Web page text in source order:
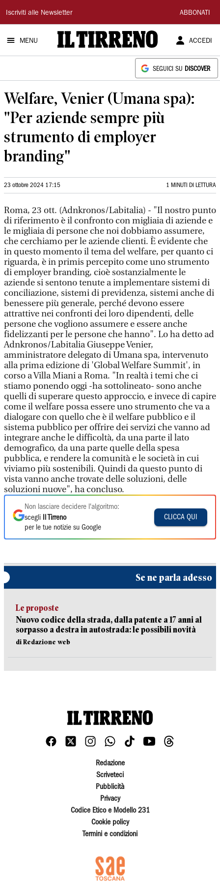
Il
Tirreno
Iscriviti alle Newsletter ABBONATI
MENU ACCEDI
SEGUICI SU DISCOVER
Welfare, Venier (Umana spa):
"Per aziende sempre più
strumento di employer
branding"
23 ottobre 2024 17:15 1 MINUTI DI LETTURA
Roma, 23 ott. (Adnkronos/Labitalia) - "Il nostro punto
di riferimento è il confronto con migliaia di aziende e
le migliaia di persone che noi dobbiamo assumere,
che cerchiamo per le aziende clienti. È evidente che
in questo momento il tema del welfare, per quanto ci
riguarda, è in primis percepito come uno strumento
di employer branding, cioè sostanzialmente le
aziende si sentono tenute a implementare sistemi di
conciliazione, sistemi di previdenza, sistemi anche di
benessere più generale, perché devono essere
attrattive nei confronti dei loro dipendenti, delle
persone che vogliono assumere e essere anche
fidelizzanti per le persone che hanno". Lo ha detto ad
Adnkronos/Labitalia Giuseppe Venier,
amministratore delegato di Umana spa, intervenuto
alla prima edizione di 'Global Welfare Summit', in
corso a Villa Miani a Roma. "In realtà i temi che ci
stiamo ponendo oggi -ha sottolineato- sono anche
quelli di superare questo approccio, e invece di capire
come il welfare possa essere uno strumento che va a
dialogare con quello che è il welfare pubblico e il
sistema pubblico per offrire dei servizi che vanno ad
integrare anche le difficoltà, da una parte il lato
demografico, da una parte quelle della spesa
pubblica, e rendere la comunità e le società in cui
viviamo più sostenibili. Quindi da questo punto di
vista vanno anche trovate delle soluzioni, delle
soluzioni nuove", ha concluso.
Non lasciare decidere l'algoritmo:
scegli
Il Tirreno
per le tue notizie su Google
CLICCA QUI
Se ne parla adesso
Le proposte
Nuovo codice della strada, dalla patente a 17 anni al
sorpasso a destra in autostrada: le possibili novità
di Redazione web
Redazione
Scriveteci
Pubblicità
Privacy
Codice Etico e Modello 231
Cookie policy
Termini e condizioni